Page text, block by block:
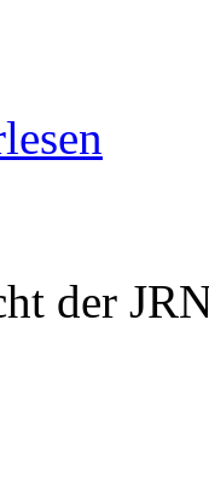
der